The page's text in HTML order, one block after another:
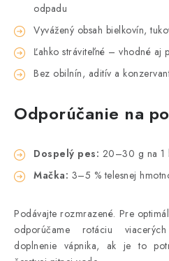
odpadu
Vyvážený obsah bielkovín,
Ľahko stráviteľné – vhodné aj
Bez obilnín, aditív a
Odporúčanie na
Dospelý pes: 20–30 g na 1
Mačka: 3–5 % telesnej
Podávajte rozmrazené. Pre
odporúčame rotáciu
doplnenie vápnika, ak je to